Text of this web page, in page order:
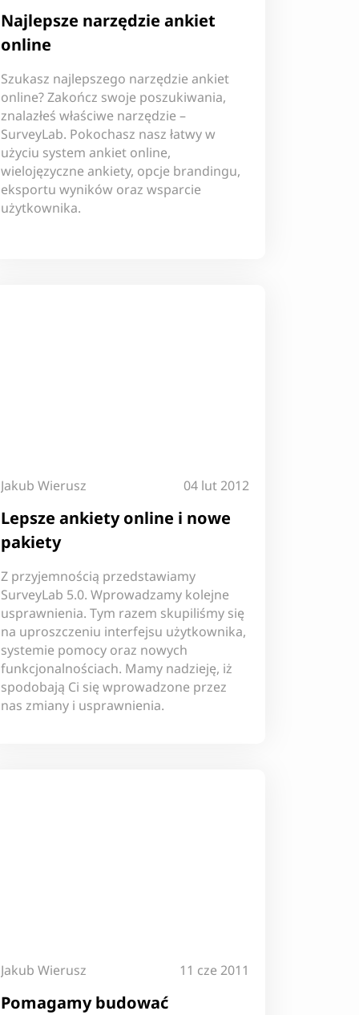
Najlepsze narzędzie ankiet
online
Szukasz najlepszego narzędzie ankiet
online? Zakończ swoje poszukiwania,
znalazłeś właściwe narzędzie –
SurveyLab. Pokochasz nasz łatwy w
użyciu system ankiet online,
wielojęzyczne ankiety, opcje brandingu,
eksportu wyników oraz wsparcie
użytkownika.
Jakub Wierusz 04 lut 2012
Lepsze ankiety online i nowe
pakiety
Z przyjemnością przedstawiamy
SurveyLab 5.0. Wprowadzamy kolejne
usprawnienia. Tym razem skupiliśmy się
na uproszczeniu interfejsu użytkownika,
systemie pomocy oraz nowych
funkcjonalnościach. Mamy nadzieję, iż
spodobają Ci się wprowadzone przez
nas zmiany i usprawnienia.
Jakub Wierusz 11 cze 2011
Pomagamy budować